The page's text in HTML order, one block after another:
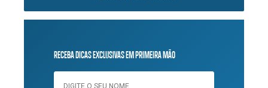
RECEBA DICAS EXCLUSIVAS EM PRIMEIRA MÃO